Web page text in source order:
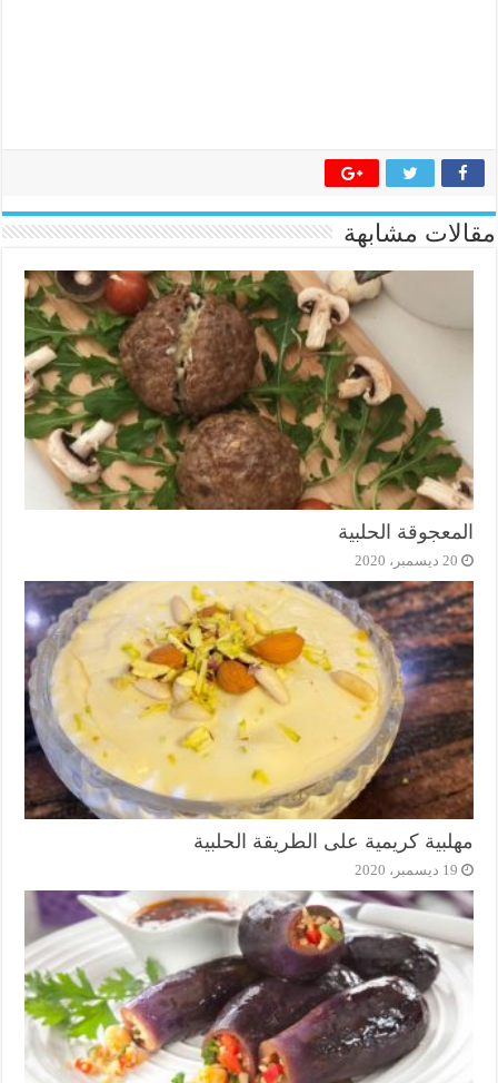
مقالات مشابهة
المعجوقة الحلبية
20 ديسمبر، 2020
مهلبية كريمية على الطريقة الحلبية
19 ديسمبر، 2020